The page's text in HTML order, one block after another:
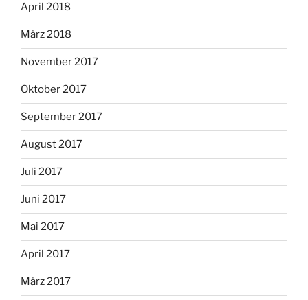
April 2018
März 2018
November 2017
Oktober 2017
September 2017
August 2017
Juli 2017
Juni 2017
Mai 2017
April 2017
März 2017